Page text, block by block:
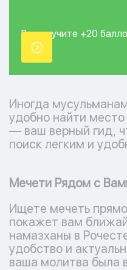
Вы получите +20
точки.
Иногда
удобно найти
— ваш верный гид,
поиск легким и
Мечети Рядом с
Ищете мечеть
покажет вам
намазханы в
удобство и
ваша молитва была